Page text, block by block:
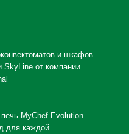
и шкафов
SkyLine от компании
печь MyChef Evolution —
для каждой